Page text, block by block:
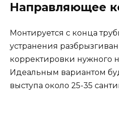
Направляющее
Монтируется с конца
устранения
корректировки нужного
Идеальным вариантом
выступа около 25-35